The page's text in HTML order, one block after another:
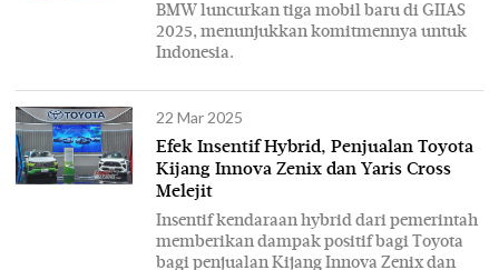
BMW luncurkan tiga mobil baru di GIIAS
2025, menunjukkan komitmennya untuk
Indonesia.
22 Mar 2025
Efek Insentif Hybrid, Penjualan Toyota
Kijang Innova Zenix dan Yaris Cross
Melejit
Insentif kendaraan hybrid dari pemerintah
memberikan dampak positif bagi Toyota
bagi penjualan Kijang Innova Zenix dan